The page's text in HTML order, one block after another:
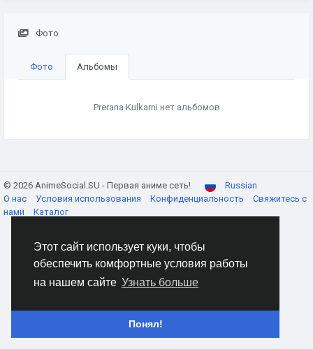
Этот сайт использует куки, чтобы
обеспечить комфортные условия работы
на нашем сайте Узнать больше
Понял!
Фото
Фото Альбомы
Prerana Kulkarni нет альбомов
© 2026 AnimeSocial.SU - Первая аниме сеть!
Russian
О нас
Условия использования Конфиденциальность
Свяжитесь с
нами
Каталог